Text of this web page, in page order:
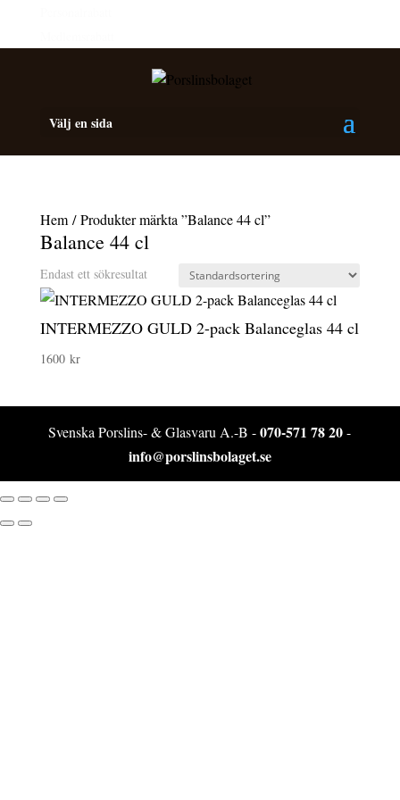
Välj en sida
Hem/ Produkter märkta ”Balance 44 cl”
Balance 44 cl
Endast ett sökresultat
INTERMEZZO GULD 2-pack Balanceglas 44 cl
1600 kr
Svenska Porslins- & Glasvaru A.-B -070-571 78 20-
info@porslinsbolaget.se